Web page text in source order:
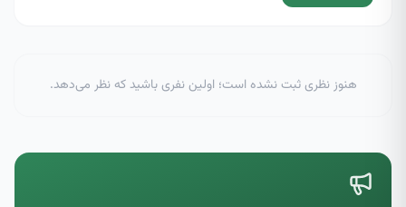
هنوز نظری ثبت نشده است؛ اولین نفری باشید که نظر می‌دهد.